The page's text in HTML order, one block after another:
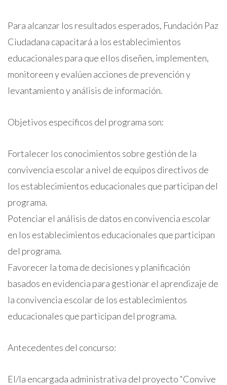
Para alcanzar los resultados esperados, Fundación Paz
Ciudadana capacitará a los establecimientos
educacionales para que ellos diseñen, implementen,
monitoreen y evalúen acciones de prevención y
levantamiento y análisis de información.
Objetivos específicos del programa son:
Fortalecer los conocimientos sobre gestión de la
convivencia escolar a nivel de equipos directivos de
los establecimientos educacionales que participan del
programa.
Potenciar el análisis de datos en convivencia escolar
en los establecimientos educacionales que participan
del programa.
Favorecer la toma de decisiones y planificación
basados en evidencia para gestionar el aprendizaje de
la convivencia escolar de los establecimientos
educacionales que participan del programa.
Antecedentes del concurso:
El/la encargada administrativa del proyecto “Convive